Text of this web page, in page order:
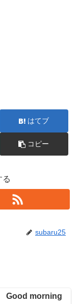
はてブ
コピー
る
subaru25
morning